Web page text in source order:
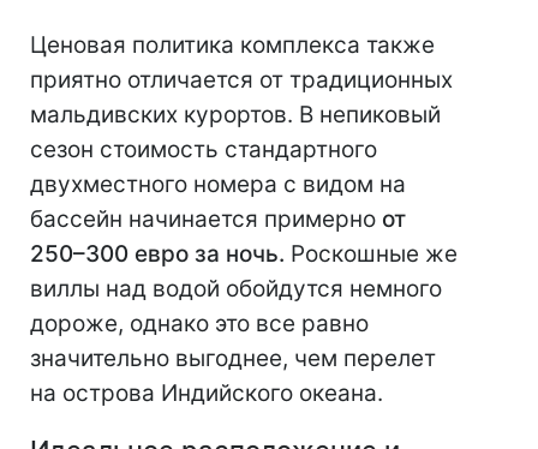
Ценовая политика комплекса также
приятно отличается от традиционных
мальдивских курортов. В непиковый
сезон стоимость стандартного
двухместного номера с видом на
бассейн начинается примерно от
250–300 евро за ночь. Роскошные же
виллы над водой обойдутся немного
дороже, однако это все равно
значительно выгоднее, чем перелет
на острова Индийского океана.